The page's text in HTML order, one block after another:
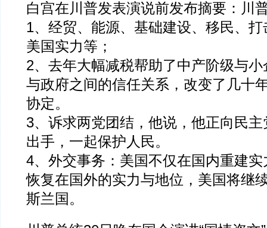
白宫在川普发表演说前发布摘要：川
1、经贸、能源、基础建设、移民、
美国实力等；
2、去年大幅减税帮助了中产阶级与
与政府之间的信任关系，改变了几十
协定。
3、诉求两党团结，他说，他正向民
出手，一起保护人民。
4、外交事务：美国不仅在国内重建
恢复在国外的实力与地位，美国将继
斯兰国。